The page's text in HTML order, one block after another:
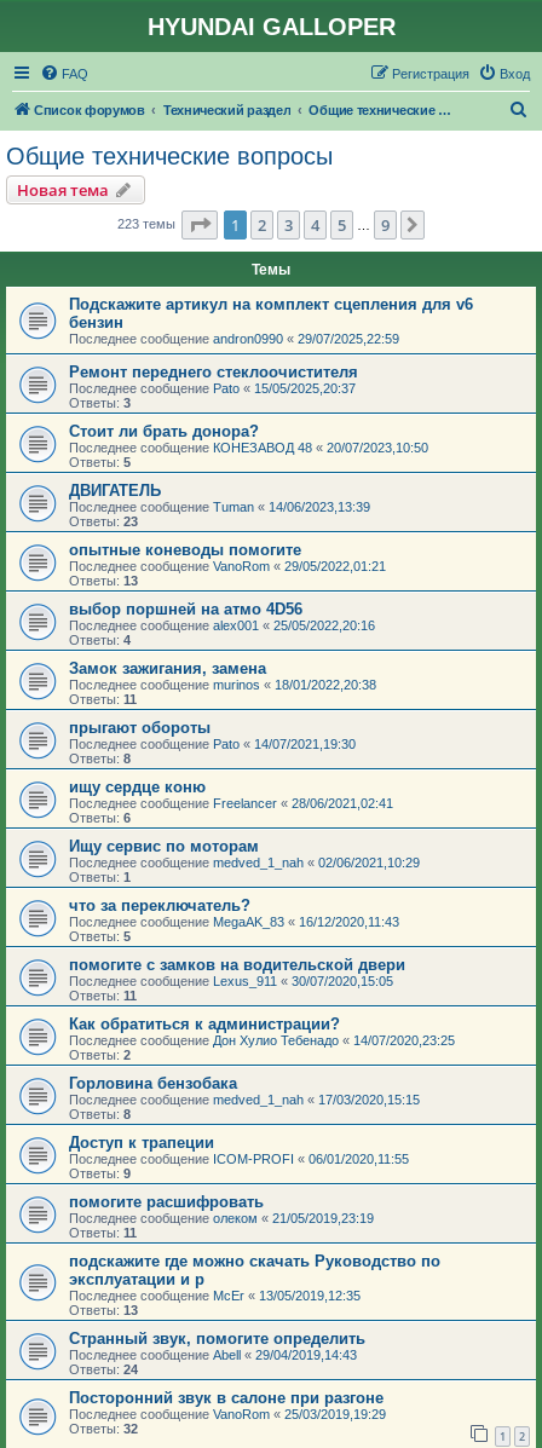
HYUNDAI GALLOPER
FAQ Вход
Регистрация
Список форумов Технический раздел Общие технические вопросы
Общие технические вопросы
Новая тема
223 темы Страница из
1 2 3 4 5 9
Темы
Подскажите артикул на комплект сцепления для v6
бензин
Последнее сообщение andron0990 « 29/07/2025,22:59
Ремонт переднего стеклоочистителя
Последнее сообщение Pato « 15/05/2025,20:37
Ответы: 3
Стоит ли брать донора?
Последнее сообщение КОНЕЗАВОД 48 « 20/07/2023,10:50
Ответы: 5
ДВИГАТЕЛЬ
Последнее сообщение Tuman « 14/06/2023,13:39
Ответы: 23
опытные коневоды помогите
Последнее сообщение VanoRom « 29/05/2022,01:21
Ответы: 13
выбор поршней на атмо 4D56
Последнее сообщение alex001 « 25/05/2022,20:16
Ответы: 4
Замок зажигания, замена
Последнее сообщение murinos « 18/01/2022,20:38
Ответы: 11
прыгают обороты
Последнее сообщение Pato « 14/07/2021,19:30
Ответы: 8
ищу сердце коню
Последнее сообщение Freelancer « 28/06/2021,02:41
Ответы: 6
Ищу сервис по моторам
Последнее сообщение medved_1_nah « 02/06/2021,10:29
Ответы: 1
что за переключатель?
Последнее сообщение MegaAK_83 « 16/12/2020,11:43
Ответы: 5
помогите с замков на водительской двери
Последнее сообщение Lexus_911 « 30/07/2020,15:05
Ответы: 11
Как обратиться к администрации?
Последнее сообщение Дон Хулио Тебенадо « 14/07/2020,23:25
Ответы: 2
Горловина бензобака
Последнее сообщение medved_1_nah « 17/03/2020,15:15
Ответы: 8
Доступ к трапеции
Последнее сообщение ICOM-PROFI « 06/01/2020,11:55
Ответы: 9
помогите расшифровать
Последнее сообщение олеком « 21/05/2019,23:19
Ответы: 11
подскажите где можно скачать Руководство по
эксплуатации и р
Последнее сообщение McEr « 13/05/2019,12:35
Ответы: 13
Странный звук, помогите определить
Последнее сообщение Abell « 29/04/2019,14:43
Ответы: 24
Посторонний звук в салоне при разгоне
Последнее сообщение VanoRom « 25/03/2019,19:29
Ответы: 32 1 2